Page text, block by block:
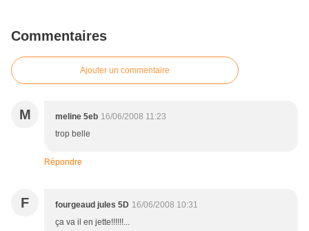
Commentaires
Ajouter un commentaire
M meline 5eb 16/06/2008 11:23
trop belle
Répondre
F fourgeaud jules 5D 16/06/2008 10:31
ça va il en jette!!!!!!...